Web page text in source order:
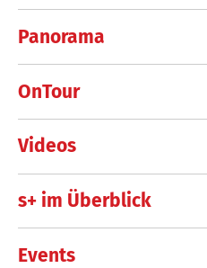
Panorama
OnTour
Videos
s+ im Überblick
Events